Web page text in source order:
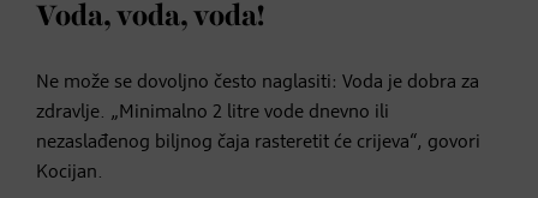
Voda, voda, voda!
Ne može se dovoljno često naglasiti: Voda je dobra za
zdravlje. „Minimalno 2 litre vode dnevno ili
nezaslađenog biljnog čaja rasteretit će crijeva“, govori
Kocijan.